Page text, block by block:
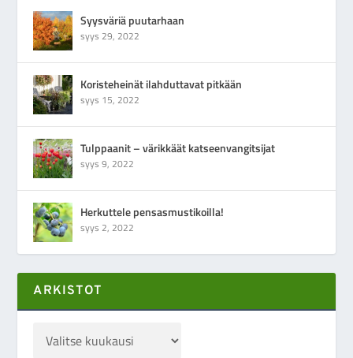
Syysväriä puutarhaan
syys 29, 2022
Koristeheinät ilahduttavat pitkään
syys 15, 2022
Tulppaanit – värikkäät katseenvangitsijat
syys 9, 2022
Herkuttele pensasmustikoilla!
syys 2, 2022
ARKISTOT